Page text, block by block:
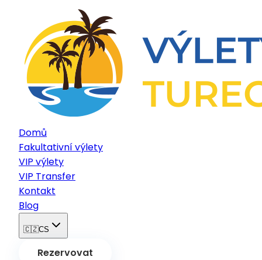
Domů
Fakultativní výlety
VIP výlety
VIP Transfer
Kontakt
Blog
🇨🇿CS
Rezervovat